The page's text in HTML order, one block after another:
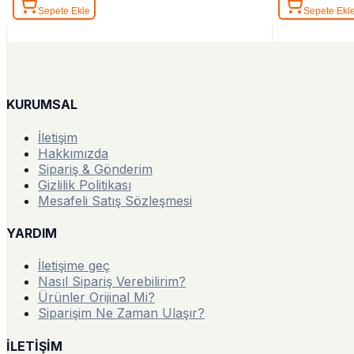
Sepete Ekle Sepete Ekle
KURUMSAL
İletişim
Hakkımızda
Sipariş & Gönderim
Gizlilik Politikası
Mesafeli Satış Sözleşmesi
YARDIM
İletişime geç
Nasıl Sipariş Verebilirim?
Ürünler Orijinal Mi?
Siparişim Ne Zaman Ulaşır?
İLETİŞİM